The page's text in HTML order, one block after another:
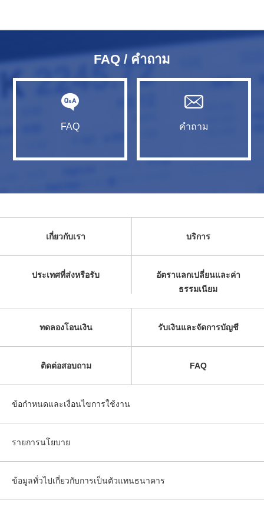
FAQ / คำถาม
FAQ คำถาม
เกี่ยวกับเรา บริการ
ประเทศที่ส่งหรือรับ
อัตราแลกเปลี่ยนและค่า
ธรรมเนียม
ทดลองโอนเงิน รับเงินและจัดการบัญชี
ติดต่อสอบถาม FAQ
ข้อกำหนดและเงื่อนไขการใช้งาน
รายการนโยบาย
ข้อมูลทั่วไปเกี่ยวกับการเป็นตัวแทนธนาคาร